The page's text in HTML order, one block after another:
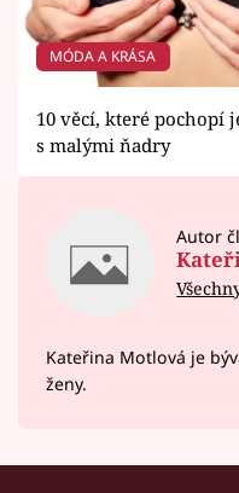
MÓDA A KRÁSA
10 věcí, které pochopí
s malými ňadry
Autor
Kateřina Motlová je
ženy.